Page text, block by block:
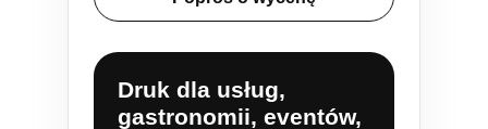
Druk dla usług,
gastronomii, eventów,